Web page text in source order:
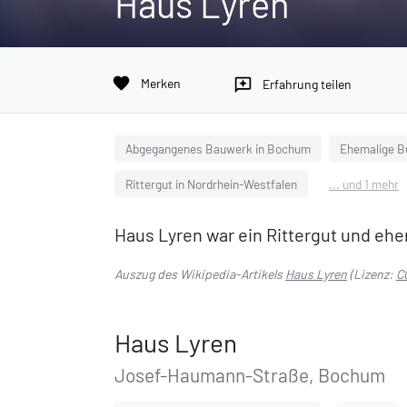
favorite Merken reviews Erfahrung teilen
Abgegangenes Bauwerk in Bochum Ehemalige
Rittergut in Nordrhein-Westfalen ... und 1 mehr
Haus Lyren war ein Rittergut und
Auszug des Wikipedia-ArtikelsHaus Lyren(Lizenz:
Haus Lyren
Josef-Haumann-Straße, Bochum